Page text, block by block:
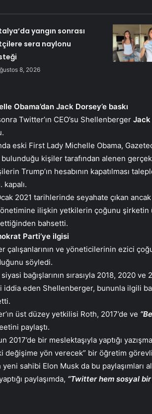
yangın sonrası
sera naylonu
8, 2026
Obama’dan Jack Dorsey’e baskı
Twitter’ın CEO’su Shellenberger Jack
eski First Lady Michelle Obama,
bulunduğu kişiler tarafından alenen
Trump’ın hesabının kapatılması
kapalı.
2021 tarihlerinde seyahate çıkan
ilişkin yetkilerin çoğunu
bahsetti.
Parti’ye ilgisi
çalışanlarının ve yöneticilerinin ezici
söyledi.
bağışlarının sırasıyla 2018, 2020 ve
eden Shellenberger, bununla ilgili
üst düzey yetkilisi Roth, 2017’de ve
paylaştı.
2017’de bir meslektaşıyla yaptığı
değişime yön verecek” bir öğretim
yeni sahibi Elon Musk da bu paylaşımları
paylaşımda, “Twitter hem sosyal